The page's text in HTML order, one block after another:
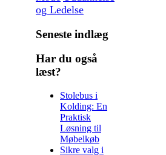
og Ledelse
Seneste indlæg
Har du også
læst?
Stolebus i
Kolding: En
Praktisk
Løsning til
Møbelkøb
Sikre valg i